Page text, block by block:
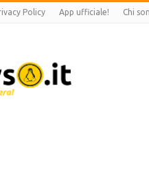
Policy App ufficiale! Chi